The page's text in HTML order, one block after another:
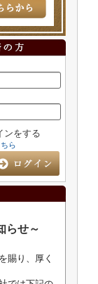
ンをする
ら
らせ～
賜り、厚く